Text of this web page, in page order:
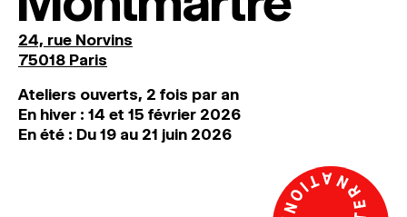
24, rue Norvins
75018 Paris
Ateliers ouverts, 2 fois par an
En hiver : 14 et 15 février 2026
En été : Du 19 au 21 juin 2026